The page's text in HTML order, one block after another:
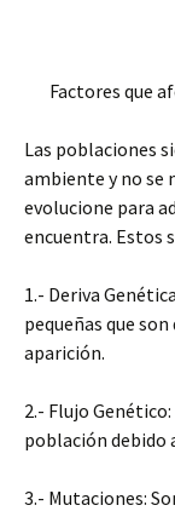
Factores que
Las poblaciones
ambiente y no se
evolucione para
encuentra. Estos
1.- Deriva
pequeñas que
aparición.
2.- Flujo
población debido
3.- Mutaciones: